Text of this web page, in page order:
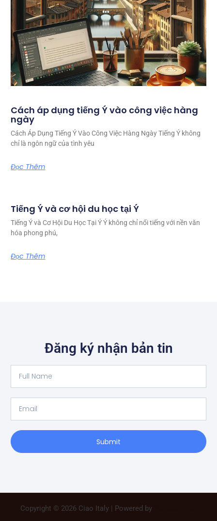
Cách áp dụng tiếng Ý vào công việc hàng
ngày
Cách Áp Dụng Tiếng Ý Vào Công Việc Hàng Ngày Tiếng Ý không
chỉ là ngôn ngữ của tình yêu
Đọc Thêm
Tiếng Ý và cơ hội du học tại Ý
Tiếng Ý và Cơ Hội Du Học Tại Ý Ý không chỉ nổi tiếng với nền văn
hóa phong phú,
Đọc Thêm
Đăng ký nhận bản tin
Submit
Copyright © 2026 Ciao Italy | Powered by